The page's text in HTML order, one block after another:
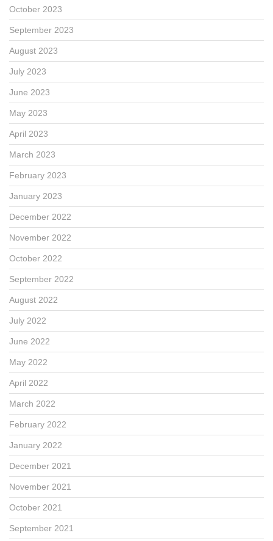
October 2023
September 2023
August 2023
July 2023
June 2023
May 2023
April 2023
March 2023
February 2023
January 2023
December 2022
November 2022
October 2022
September 2022
August 2022
July 2022
June 2022
May 2022
April 2022
March 2022
February 2022
January 2022
December 2021
November 2021
October 2021
September 2021